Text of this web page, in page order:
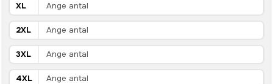
XL
2XL
3XL
4XL